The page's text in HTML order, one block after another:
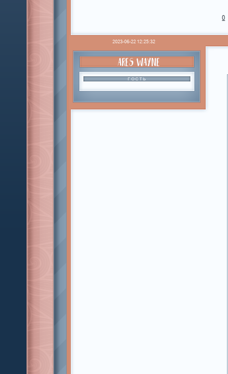
0
2023-06-22 12:25:32
ARES WAYNE
ГОСТЬ